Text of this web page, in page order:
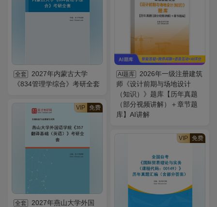
全套
2027年内蒙古大学
《834管理学综合》考研全套
AI题库
2026年一级注册建筑
师《设计前期与场地设计
（知识）》题库【历年真题
（部分视频讲解）＋章节题
库】AI讲解
VIP 免费
全套
2027年燕山大学外国
VIP 免费